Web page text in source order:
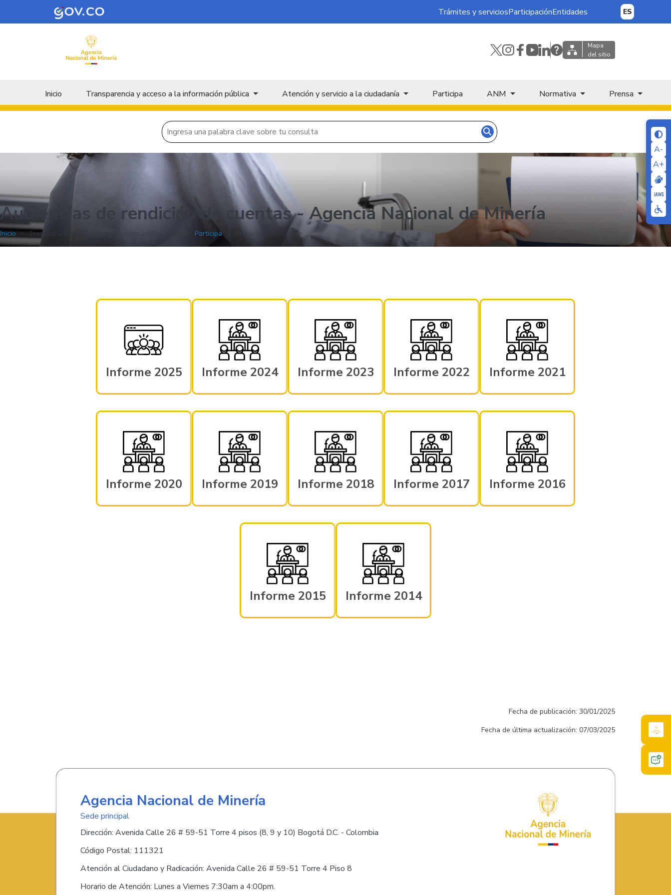
Skip to main content
A-
A+
Trámites y serviciosParticipaciónEntidades ES
Mapa
del sitio
Menu principal
Inicio Transparencia y acceso a la información pública Atención y servicio a la ciudadanía Participa ANM Normativa Prensa
Audiencias de rendición de cuentas - Agencia Nacional de Minería
Inicio Transparencia y acceso a la información pública Participa Rendición de cuentas
Informe 2025 Informe 2024 Informe 2023 Informe 2022 Informe 2021
Informe 2020 Informe 2019 Informe 2018 Informe 2017 Informe 2016
Informe 2015 Informe 2014
Fecha de publicación: 30/01/2025
Fecha de última actualización: 07/03/2025
Agencia Nacional de Minería
Sede principal
Dirección: Avenida Calle 26 # 59-51 Torre 4 pisos (8, 9 y 10) Bogotá D.C. - Colombia
Código Postal: 111321
Atención al Ciudadano y Radicación: Avenida Calle 26 # 59-51 Torre 4 Piso 8
Horario de Atención: Lunes a Viernes 7:30am a 4:00pm.